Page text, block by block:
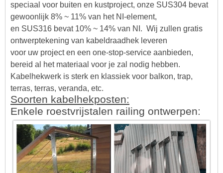
speciaal voor buiten en kustproject, onze SUS304 bevat
gewoonlijk 8% ~ 11% van het NI-element,
en SUS316 bevat 10% ~ 14% van NI. Wij zullen gratis
ontwerptekening van kabeldraadhek leveren
voor uw project en een one-stop-service aanbieden,
bereid al het materiaal voor je zal nodig hebben.
Kabelhekwerk is sterk en klassiek voor balkon, trap,
terras, terras, veranda, etc.
Soorten kabelhekposten:
Enkele roestvrijstalen railing ontwerpen: